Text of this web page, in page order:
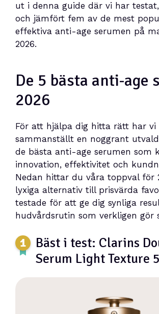
ut i denna guide där vi har
och jämfört fem av de mest
effektiva anti-age serumen på
2026.
De 5 bästa anti-age
2026
För att hjälpa dig hitta rätt har vi
sammanställt en noggrant
de bästa anti-age serumen som
innovation, effektivitet och
Nedan hittar du våra toppval för
lyxiga alternativ till prisvärda
testade för att ge dig synliga
hudvårdsrutin som verkligen gör
Bäst i test: Clarins
Serum Light Texture